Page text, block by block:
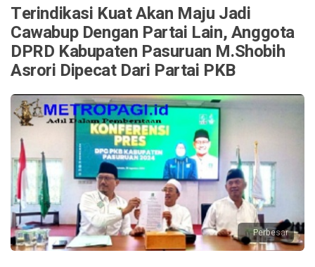
Terindikasi Kuat Akan Maju Jadi
Cawabup Dengan Partai Lain, Anggota
DPRD Kabupaten Pasuruan M.Shobih
Asrori Dipecat Dari Partai PKB
Perbesar